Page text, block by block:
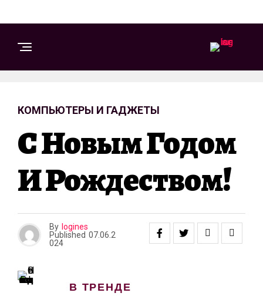
КОМПЬЮТЕРЫ И ГАДЖЕТЫ
С Новым Годом
И Рождеством!
By logines
Published 07.06.2
024
В ТРЕНДЕ